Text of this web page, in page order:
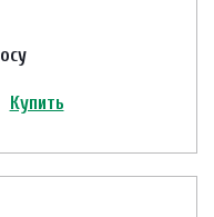
осу
Купить